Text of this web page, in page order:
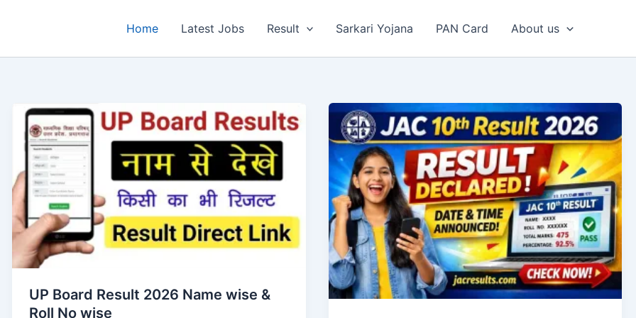
Home Latest Jobs Result Sarkari Yojana PAN Card About us
UP Board Result 2026 Name wise &
Roll No wise